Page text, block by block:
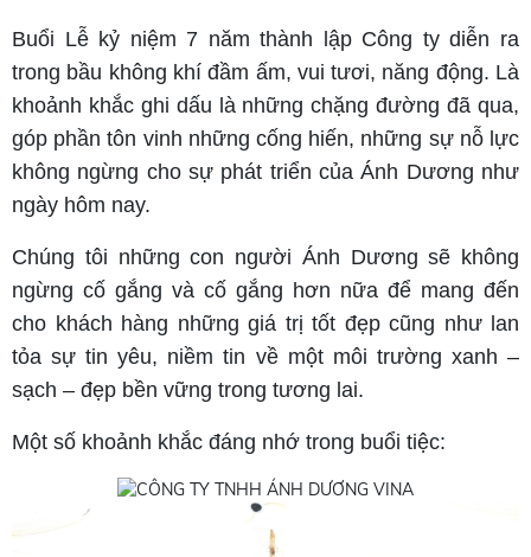
Buổi Lễ kỷ niệm 7 năm thành lập Công ty diễn ra
trong bầu không khí đầm ấm, vui tươi, năng động. Là
khoảnh khắc ghi dấu là những chặng đường đã qua,
góp phần tôn vinh những cống hiến, những sự nỗ lực
không ngừng cho sự phát triển của Ánh Dương như
ngày hôm nay.
Chúng tôi những con người Ánh Dương sẽ không
ngừng cố gắng và cố gắng hơn nữa để mang đến
cho khách hàng những giá trị tốt đẹp cũng như lan
tỏa sự tin yêu, niềm tin về một môi trường xanh –
sạch – đẹp bền vững trong tương lai.
Một số khoảnh khắc đáng nhớ trong buổi tiệc: